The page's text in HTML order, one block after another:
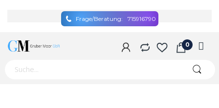
Frage/Beratung: 715916790